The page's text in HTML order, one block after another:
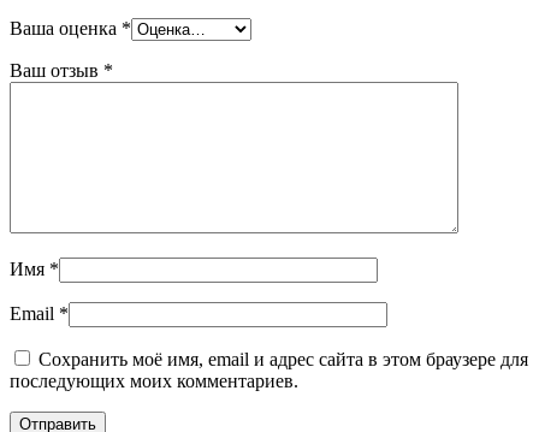
Ваша оценка *
Ваш отзыв *
Имя *
Email *
Сохранить моё имя, email и адрес сайта в этом браузере для
последующих моих комментариев.